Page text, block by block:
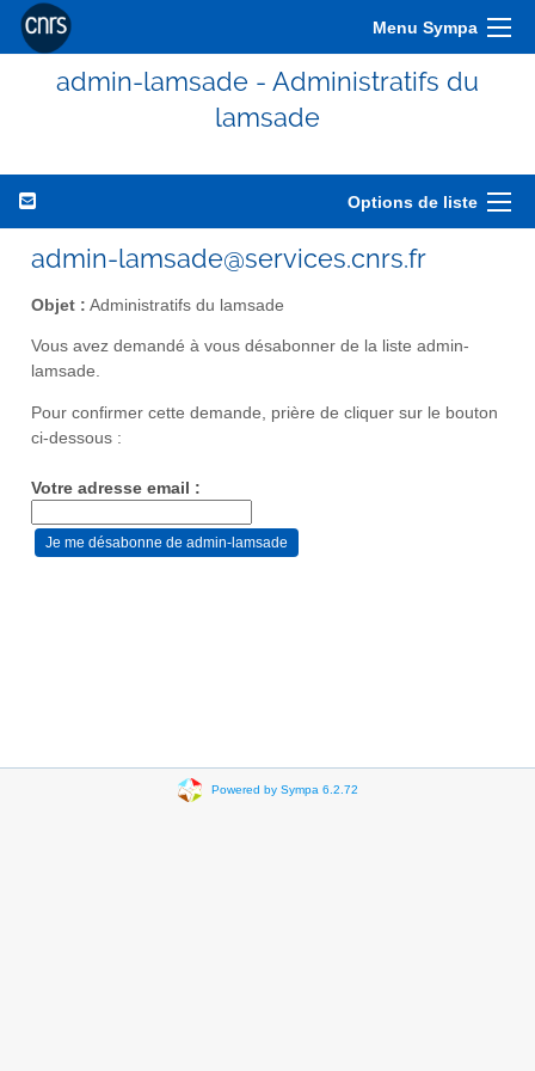
Menu Sympa
admin-lamsade - Administratifs du
lamsade
Options de liste
admin-lamsade@services.cnrs.fr
Objet : Administratifs du lamsade
Vous avez demandé à vous désabonner de la liste admin-
lamsade.
Pour confirmer cette demande, prière de cliquer sur le bouton
ci-dessous :
Votre adresse email :
Powered by Sympa 6.2.72